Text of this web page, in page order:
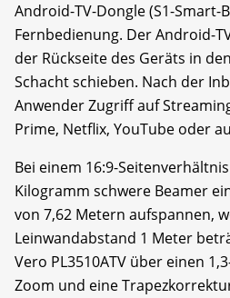
Android-TV-Dongle (S1-
Fernbedienung. Der Android-
der Rückseite des Geräts in
Schacht schieben. Nach der
Anwender Zugriff auf
Prime, Netflix, YouTube oder
Bei einem 16:9-
Kilogramm schwere Beamer
von 7,62 Metern aufspannen,
Leinwandabstand 1 Meter
Vero PL3510ATV über einen
Zoom und eine